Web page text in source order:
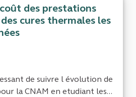
des prestations
cures thermales les
de suivre l évolution de
la CNAM en etudiant les...